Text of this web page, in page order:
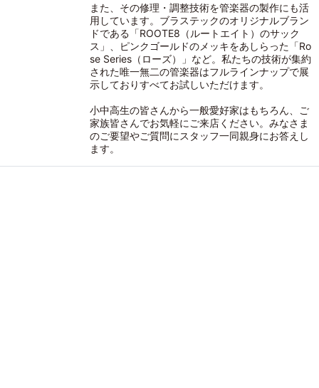
また、その修理・調整技術を管楽器の製作にも活
用しています。ブラステックのオリジナルブラン
ドである「ROOTE8（ルートエイト）のサック
ス」、ピンクゴールドのメッキをあしらった「Ro
se Series（ローズ）」など。私たちの技術が集約
された唯一無二の管楽器はフルラインナップで展
示しておりすべてお試しいただけます。
小中高生の皆さんから一般愛好家はもちろん、ご
家族皆さんでお気軽にご来店ください。みなさま
のご要望やご質問にスタッフ一同親身にお答えし
ます。